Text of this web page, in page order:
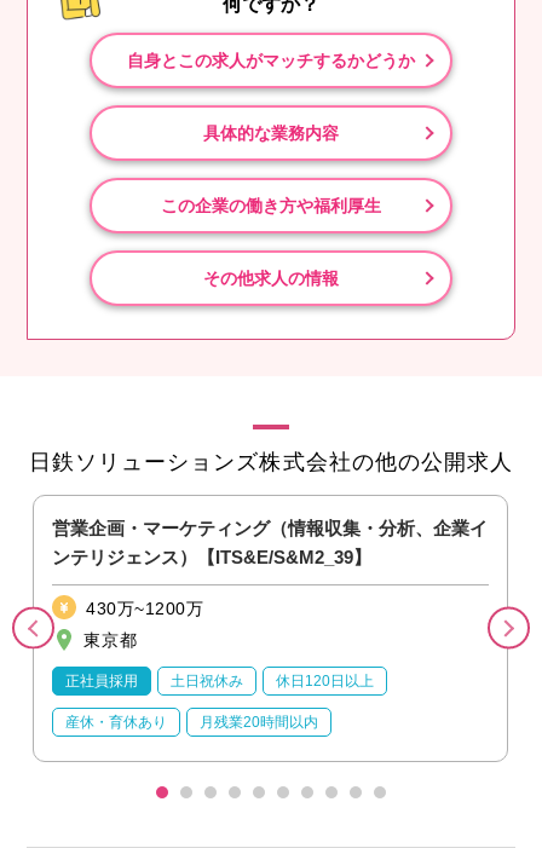
自身とこの求人がマッチするかどうか
具体的な業務内容
この企業の働き方や福利厚生
その他求人の情報
日鉄ソリューションズ株式会社の他の公開求人
営業企画・マーケティング（情報収集・分析、企業イ
ンテリジェンス）【ITS&E/S&M2_39】
430万~1200万
東京都
正社員採用 土日祝休み 休日120日以上
産休・育休あり 月残業20時間以内